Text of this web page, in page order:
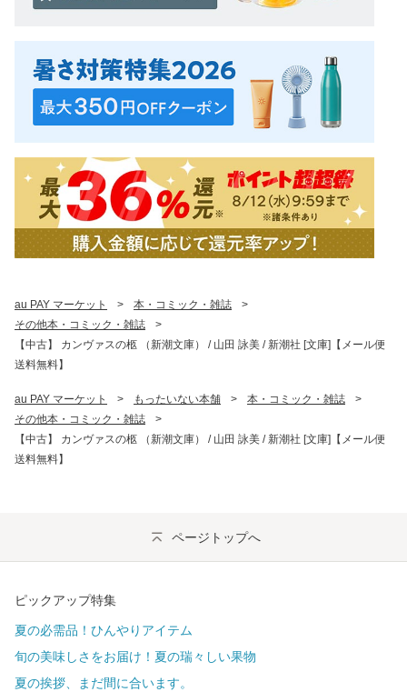
au PAY マーケット > 本・コミック・雑誌
>
その他本・コミック・雑誌
>
【中古】 カンヴァスの柩 （新潮文庫） / 山田 詠美 / 新潮社 [文庫]【メール便
送料無料】
au PAY マーケット > もったいない本舗 > 本・コミック・雑誌
>
その他本・コミック・雑誌
>
【中古】 カンヴァスの柩 （新潮文庫） / 山田 詠美 / 新潮社 [文庫]【メール便
送料無料】
ページトップへ
ピックアップ特集
夏の必需品！ひんやりアイテム
旬の美味しさをお届け！夏の瑞々しい果物
夏の挨拶、まだ間に合います。